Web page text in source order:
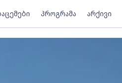
პროგრამა არქივი